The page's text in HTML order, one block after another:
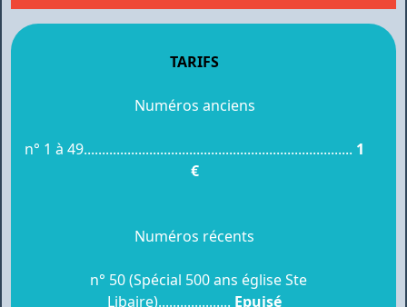
TARIFS
Numéros anciens
n° 1 à 49.......................................................................... 1
€
Numéros récents
n° 50 (Spécial 500 ans église Ste
Libaire).................... Epuisé